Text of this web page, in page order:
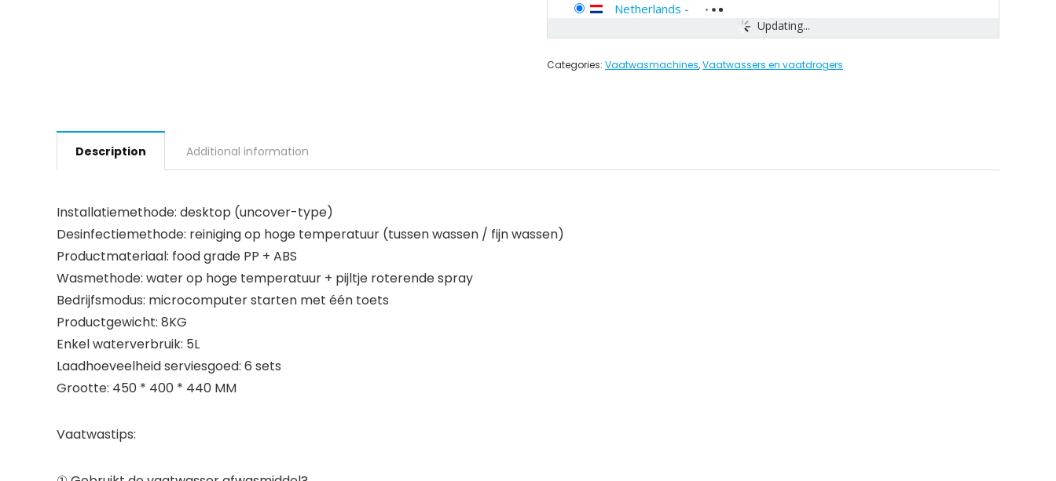
Updating...
Netherlands -
Categories: Vaatwasmachines,Vaatwassers en vaatdrogers
Description Additional information
Installatiemethode: desktop (uncover-type)
Desinfectiemethode: reiniging op hoge temperatuur (tussen wassen / fijn wassen)
Productmateriaal: food grade PP + ABS
Wasmethode: water op hoge temperatuur + pijltje roterende spray
Bedrijfsmodus: microcomputer starten met één toets
Productgewicht: 8KG
Enkel waterverbruik: 5L
Laadhoeveelheid serviesgoed: 6 sets
Grootte: 450 * 400 * 440 MM
Vaatwastips: